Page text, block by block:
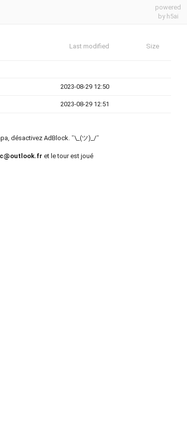
powered
by h5ai
Last modified Size
2023-08-29 12:50
2023-08-29 12:51
désactivez AdBlock. ¯\_(ツ)_/¯
et le tour est joué